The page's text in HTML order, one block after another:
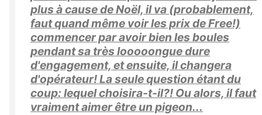
plus à cause de Noël, il va (probablement,
faut quand même voir les prix de Free!)
commencer par avoir bien les boules
pendant sa très looooongue dure
d'engagement, et ensuite, il changera
d'opérateur! La seule question étant du
coup: lequel choisira-t-il?! Ou alors, il faut
vraiment aimer être un pigeon...